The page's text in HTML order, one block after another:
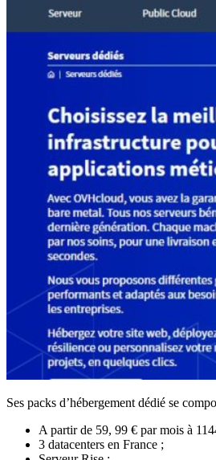
Ses packs d’hébergement dédié se
A partir de 59, 99 € par mois à
3 datacenters en France ;